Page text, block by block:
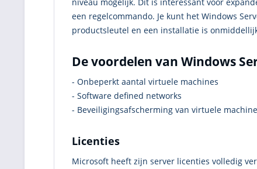
een regelcommando. Je kunt het Windows
productsleutel en een installatie is
De voordelen van Windows
- Onbeperkt aantal virtuele machines
- Software defined networks
- Beveiligingsafscherming van virtuele
Licenties
Microsoft heeft zijn server licenties volledig